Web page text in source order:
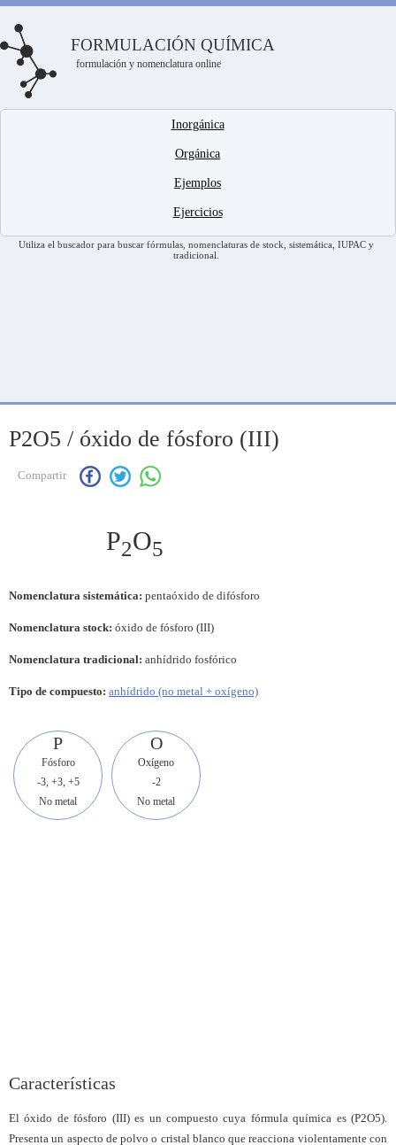
FORMULACIÓN QUÍMICA
formulación y nomenclatura online
Inorgánica
Orgánica
Ejemplos
Ejercicios
Utiliza el buscador para buscar fórmulas, nomenclaturas de stock, sistemática, IUPAC y
tradicional.
P2O5 / óxido de fósforo (III)
Compartir
P2O5
Nomenclatura sistemática: pentaóxido de difósforo
Nomenclatura stock: óxido de fósforo (III)
Nomenclatura tradicional: anhídrido fosfórico
Tipo de compuesto: anhídrido (no metal + oxígeno)
P
Fósforo
-3, +3, +5
No metal
O
Oxígeno
-2
No metal
Características
El óxido de fósforo (III) es un compuesto cuya fórmula química es (P2O5).
Presenta un aspecto de polvo o cristal blanco que reacciona violentamente con